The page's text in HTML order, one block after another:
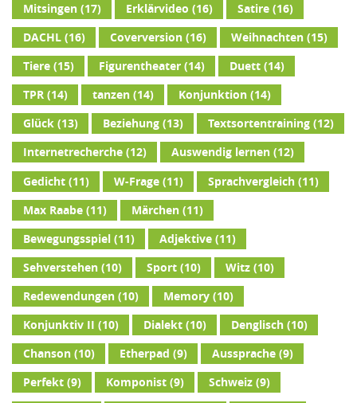
Mitsingen(17) Erklärvideo (16) Satire(16)
DACHL(16) Coverversion(16) Weihnachten(15)
Tiere(15) Figurentheater(14) Duett(14)
TPR(14) tanzen(14) Konjunktion(14)
Glück(13) Beziehung(13) Textsortentraining(12)
Internetrecherche(12) Auswendig lernen(12)
Gedicht(11) W-Frage(11) Sprachvergleich(11)
Max Raabe(11) Märchen(11)
Bewegungsspiel(11) Adjektive(11)
Sehverstehen(10) Sport(10) Witz(10)
Redewendungen(10) Memory(10)
Konjunktiv II (10) Dialekt(10) Denglisch(10)
Chanson(10) Etherpad (9) Aussprache(9)
Perfekt(9) Komponist(9) Schweiz(9)